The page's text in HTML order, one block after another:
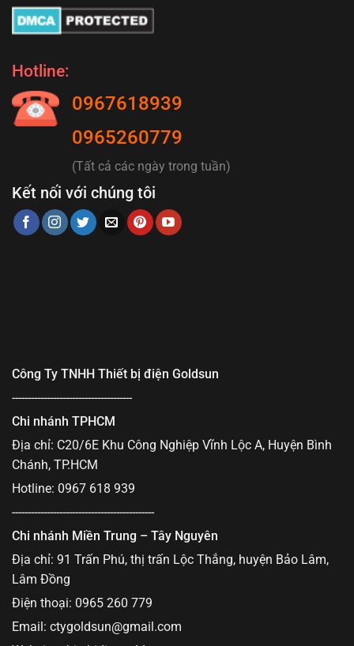
Hotline:
0967618939
0965260779
(Tất cả các ngày trong tuần)
Kết nối với chúng tôi
Công Ty TNHH Thiết bị điện Goldsun
--------------------------------------
Chi nhánh TPHCM
Địa chỉ: C20/6E Khu Công Nghiệp Vĩnh Lộc A, Huyện Bình
Chánh, TP.HCM
Hotline: 0967 618 939
---------------------------------------------
Chi nhánh Miền Trung – Tây Nguyên
Địa chỉ: 91 Trấn Phú, thị trấn Lộc Thắng, huyện Bảo Lâm,
Lâm Đồng
Điện thoại: 0965 260 779
Email: ctygoldsun@gmail.com